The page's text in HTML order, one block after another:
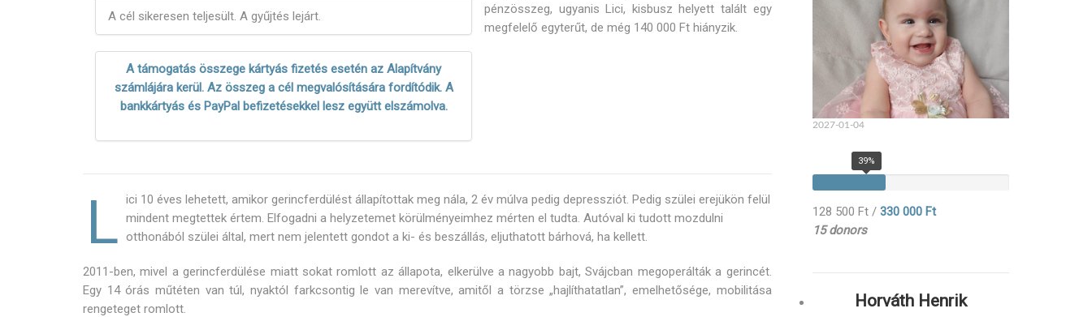
A cél sikeresen teljesült. A gyűjtés lejárt.
A támogatás összege kártyás fizetés esetén az Alapítvány
számlájára kerül. Az összeg a cél megvalósítására fordítódik. A
bankkártyás és PayPal befizetésekkel lesz együtt elszámolva.
pénzösszeg, ugyanis Lici, kisbusz helyett talált egy
megfelelő egyterűt, de még 140 000 Ft hiányzik.
L ici 10 éves lehetett, amikor gerincferdülést állapítottak meg nála, 2 év múlva pedig depressziót. Pedig szülei erejükön felül
mindent megtettek értem. Elfogadni a helyzetemet körülményeimhez mérten el tudta. Autóval ki tudott mozdulni
otthonából szülei által, mert nem jelentett gondot a ki- és beszállás, eljuthatott bárhová, ha kellett.
2011-ben, mivel a gerincferdülése miatt sokat romlott az állapota, elkerülve a nagyobb bajt, Svájcban megoperálták a gerincét.
Egy 14 órás műtéten van túl, nyaktól farkcsontig le van merevítve, amitől a törzse „hajlíthatatlan”, emelhetősége, mobilitása
rengeteget romlott.
2027-01-04
39%
128 500 Ft/ 330 000 Ft
15 donors
Horváth Henrik